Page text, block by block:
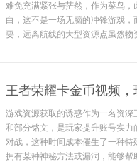
难免充满紧张与茫然，作为菜鸟
白，这不是一场无脑的冲锋游戏
要，远离航线的大型资源点虽然
王者荣耀卡金币视频
游戏资源获取的诱惑作为一名资
和部分铭文，是玩家提升账号实
对战，这种时间成本催生了一种
拥有某种神秘方法或漏洞，能够